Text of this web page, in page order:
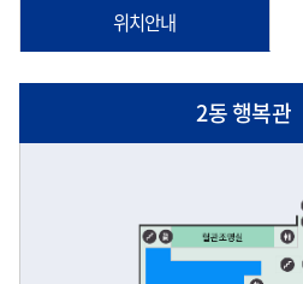
위치안내
2동 행복관